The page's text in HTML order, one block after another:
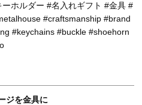
ホルダー #名入れギフト #金具 #
#craftsmanship #brand
#keychains #buckle #shoehorn
ジを金具に